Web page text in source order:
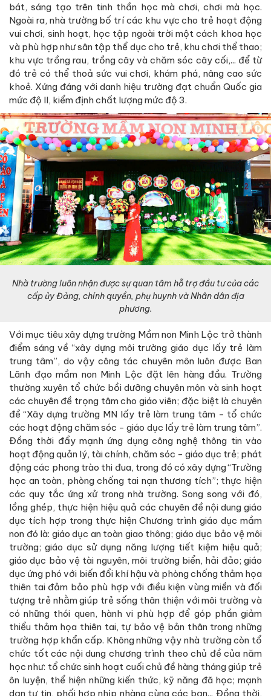
bát, sáng tạo trên tinh thần học mà chơi, chơi mà học.
Ngoài ra, nhà trường bố trí các khu vực cho trẻ hoạt động
vui chơi, sinh hoạt, học tập ngoài trời một cách khoa học
và phù hợp như sân tập thể dục cho trẻ, khu chơi thể thao;
khu vực trồng rau, trồng cây và chăm sóc cây cối,... để từ
đó trẻ có thể thoả sức vui chơi, khám phá, nâng cao sức
khoẻ. Xứng đáng với danh hiệu trường đạt chuẩn Quốc gia
mức độ II, kiểm định chất lượng mức độ 3.
Nhà trường luôn nhận được sự quan tâm hỗ trợ đầu tư của các
cấp ủy Đảng, chính quyền, phụ huynh và Nhân dân địa
phương.
Với mục tiêu xây dựng trường Mầm non Minh Lộc trở thành
điểm sáng về “xây dựng môi trường giáo dục lấy trẻ làm
trung tâm”, do vậy công tác chuyên môn luôn được Ban
Lãnh đạo mầm non Minh Lộc đặt lên hàng đầu. Trường
thường xuyên tổ chức bồi dưỡng chuyên môn và sinh hoạt
các chuyên đề trọng tâm cho giáo viên; đặc biệt là chuyên
đề “Xây dựng trường MN lấy trẻ làm trung tâm - tổ chức
các hoạt động chăm sóc - giáo dục lấy trẻ làm trung tâm”.
Đồng thời đẩy mạnh ứng dụng công nghệ thông tin vào
hoạt động quản lý, tài chính, chăm sóc - giáo dục trẻ; phát
động các phong trào thi đua, trong đó có xây dựng “Trường
học an toàn, phòng chống tai nạn thương tích”; thực hiện
các quy tắc ứng xử trong nhà trường. Song song với đó,
lồng ghép, thực hiện hiệu quả các chuyên đề nội dung giáo
dục tích hợp trong thực hiện Chương trình giáo dục mầm
non đó là: giáo dục an toàn giao thông; giáo dục bảo vệ môi
trường; giáo dục sử dụng năng lượng tiết kiệm hiệu quả;
giáo dục bảo vệ tài nguyên, môi trường biển, hải đảo; giáo
dục ứng phó với biến đổi khí hậu và phòng chống thảm họa
thiên tai đảm bảo phù hợp với điều kiện vùng miền và đối
tượng trẻ nhằm giúp trẻ sống thân thiện với môi trường và
có những thói quen, hành vi phù hợp để góp phần giảm
thiểu thảm họa thiên tai, tự bảo vệ bản thân trong những
trường hợp khẩn cấp. Không những vậy nhà trường còn tổ
chức tốt các nội dung chương trình theo chủ đề của năm
học như: tổ chức sinh hoạt cuối chủ đề hàng tháng giúp trẻ
ôn luyện, thể hiện những kiến thức, kỹ năng đã học; mạnh
dạn tự tin, phối hợp nhịp nhàng cùng các bạn... Đồng thời,